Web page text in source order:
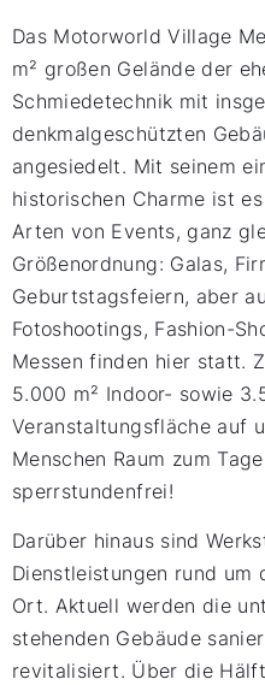
Das Motorworld Village
m² großen Gelände der
Schmiedetechnik mit
denkmalgeschützten
angesiedelt. Mit seinem
historischen Charme ist
Arten von Events, ganz
Größenordnung: Galas,
Geburtstagsfeiern, aber
Fotoshootings, Fashion-
Messen finden hier statt.
5.000 m² Indoor- sowie
Veranstaltungsfläche auf
Menschen Raum zum
sperrstundenfrei!
Darüber hinaus sind
Dienstleistungen rund um
Ort. Aktuell werden die
stehenden Gebäude
revitalisiert. Über die